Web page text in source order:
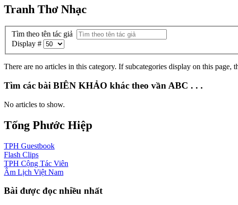
Tranh Thơ Nhạc
Tìm theo tên tác giả
Display #
There are no articles in this category. If subcategories display on this page,
Tìm các bài BIÊN KHẢO khác theo vần ABC . . .
No articles to show.
Tống Phước Hiệp
TPH Guestbook
Flash Clips
TPH Cộng Tác Viên
Âm Lịch Việt Nam
Bài được đọc nhiều nhất